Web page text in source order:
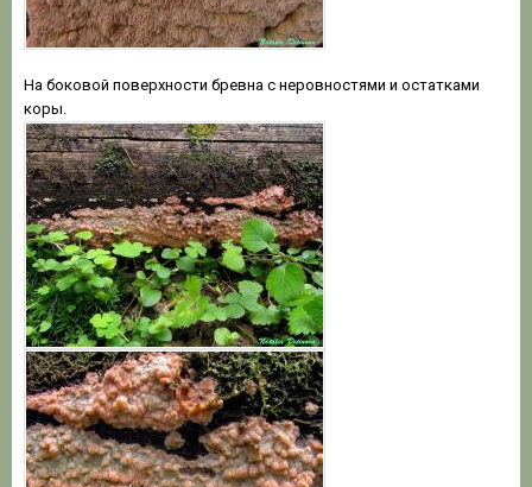
На боковой поверхности бревна с неровностями и остатками
коры.